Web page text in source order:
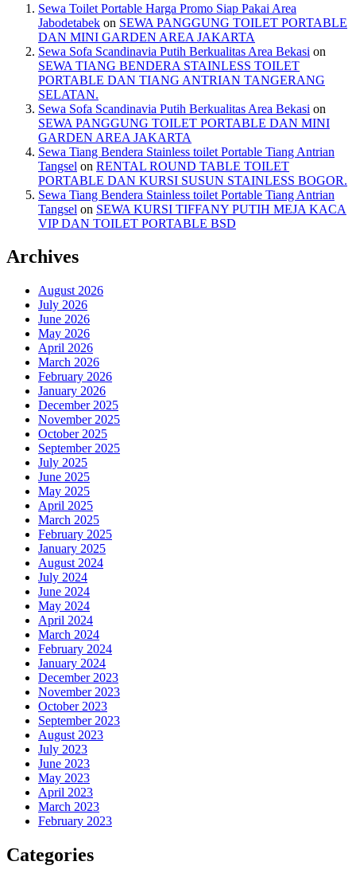
Sewa Toilet Portable Harga Promo Siap Pakai Area
Jabodetabek on SEWA PANGGUNG TOILET PORTABLE
DAN MINI GARDEN AREA JAKARTA
Sewa Sofa Scandinavia Putih Berkualitas Area Bekasi on
SEWA TIANG BENDERA STAINLESS TOILET
PORTABLE DAN TIANG ANTRIAN TANGERANG
SELATAN.
Sewa Sofa Scandinavia Putih Berkualitas Area Bekasi on
SEWA PANGGUNG TOILET PORTABLE DAN MINI
GARDEN AREA JAKARTA
Sewa Tiang Bendera Stainless toilet Portable Tiang Antrian
Tangsel on RENTAL ROUND TABLE TOILET
PORTABLE DAN KURSI SUSUN STAINLESS BOGOR.
Sewa Tiang Bendera Stainless toilet Portable Tiang Antrian
Tangsel on SEWA KURSI TIFFANY PUTIH MEJA KACA
VIP DAN TOILET PORTABLE BSD
Archives
August 2026
July 2026
June 2026
May 2026
April 2026
March 2026
February 2026
January 2026
December 2025
November 2025
October 2025
September 2025
July 2025
June 2025
May 2025
April 2025
March 2025
February 2025
January 2025
August 2024
July 2024
June 2024
May 2024
April 2024
March 2024
February 2024
January 2024
December 2023
November 2023
October 2023
September 2023
August 2023
July 2023
June 2023
May 2023
April 2023
March 2023
February 2023
Categories